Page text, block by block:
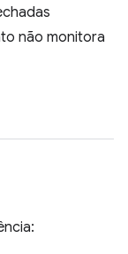
não monitora